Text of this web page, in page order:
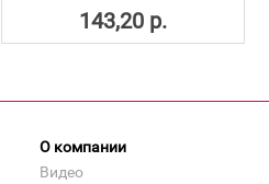
143,20 р.
О компании
Видео